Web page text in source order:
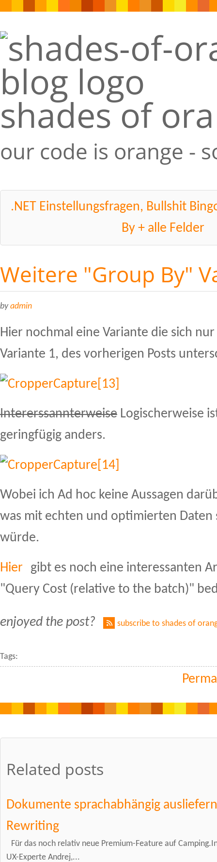
shades of
our code is orange -
.NET Einstellungsfragen, Bullshit
By + alle Felder
Weitere "Group By"
byadmin
Hier nochmal eine Variante die sich
Variante 1, des vorherigen Posts
Intererssannterweise Logischerweise
geringfügig anders.
Wobei ich Ad hoc keine Aussagen
was mit echten und optimierten Daten
würde.
Hier
gibt es noch eine interessanten
"Query Cost (relative to the batch)"
enjoyed the post? subscribe to shades of
Tags:
Related posts
Dokumente sprachabhängig
Rewriting
Für das noch relativ neue Premium-Feature auf
UX-Experte Andrej,...